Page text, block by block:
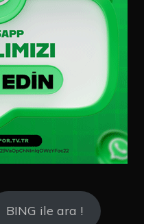
BING ile ara !